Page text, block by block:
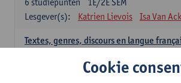
Lesgever(s):
Katrien Lievois Isa Van
Textes, genres, discours en langue
Kris Peeters
Cookie